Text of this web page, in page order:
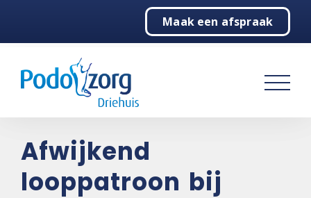
Maak een afspraak
Podologie
Behandelingen
Over ons
Contact
Afwijkend
looppatroon bij